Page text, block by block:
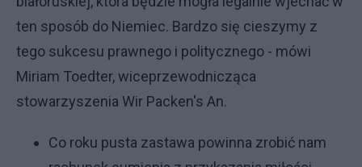
ten sposób do Niemiec. Bardzo się cieszymy z
tego sukcesu prawnego i politycznego - mówi
Miriam Toedter, wiceprzewodnicząca
stowarzyszenia Wir Packen's An.
Co roku pusta zastawa powinna zrobić nam